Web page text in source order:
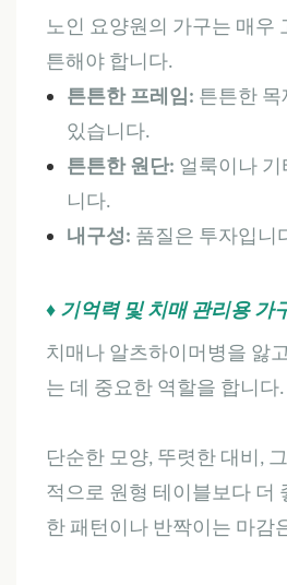
노인 요양원의 가구는 매우
튼해야 합니다.
튼튼한 프레임: 튼튼한
있습니다.
튼튼한 원단: 얼룩이나
니다.
내구성: 품질은 투자입니
♦ 기억력 및 치매 관리용 가
치매나 알츠하이머병을 앓
는 데 중요한 역할을 합니다.
단순한 모양, 뚜렷한 대비,
적으로 원형 테이블보다 더
한 패턴이나 반짝이는 마감